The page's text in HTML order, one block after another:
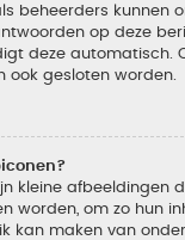
beheerders kunnen
op deze
deze automatisch.
ook gesloten worden.
kleine afbeeldingen
worden, om zo hun
kan maken van